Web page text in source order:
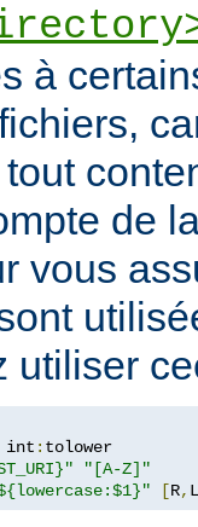
à
de
vous
utiliser
int :
"[A-Z]"
[R, L